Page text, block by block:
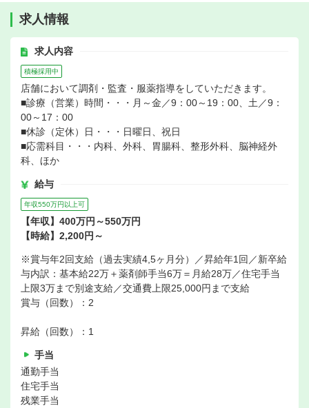
求人情報
求人内容
積極採用中
店舗において調剤・監査・服薬指導をしていただきます。
■診療（営業）時間・・・月～金／9：00～19：00、土／9：
00～17：00
■休診（定休）日・・・日曜日、祝日
■応需科目・・・内科、外科、胃腸科、整形外科、脳神経外
科、ほか
給与
年収550万円以上可
【年収】400万円～550万円
【時給】2,200円～
※賞与年2回支給（過去実績4,5ヶ月分）／昇給年1回／新卒給
与内訳：基本給22万＋薬剤師手当6万＝月給28万／住宅手当
上限3万まで別途支給／交通費上限25,000円まで支給
賞与（回数）：2
昇給（回数）：1
手当
通勤手当
住宅手当
残業手当